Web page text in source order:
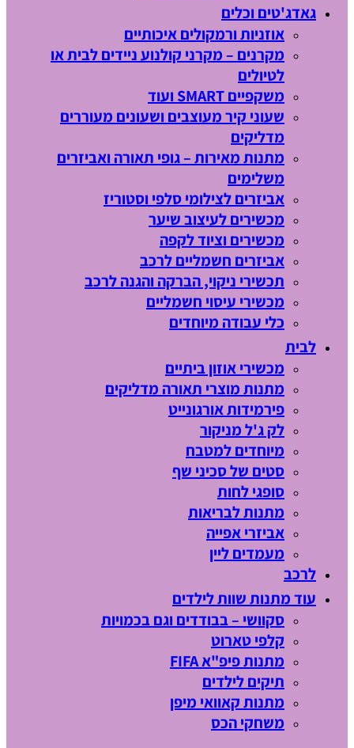
גאדג'טים וכלים
אוזניות ורמקולים איכותיים
מקרנים – מקרני קולנוע ניידים לבית או
לטיולים
משקפיים SMART ועוד
שעוני קיר מעוצבים ושעונים מעוררים
מדליקים
מתנות מאירות – גופי תאורה ואביזרים
משלימים
אביזרים לצילומי סלפי וסטוריז
מכשירים לעיצוב שיער
מכשירים וציוד לקפה
אביזרים חשמליים לרכב
תכשירי ניקוי, הברקה והגנה לרכב
מכשירי עיסוי חשמליים
כלי עבודה מיוחדים
לבית
מכשירי אוזון ביתיים
מתנות מוצרי תאורה מדליקים
פירמידות אורגונייט
לק ג'ל מניקור
מיוחדים למטבח
סטים של סכיני שף
סופגי לחות
מתנות לבריאות
אביזרי אפייה
מעמדים ליין
לרכב
עוד מתנות שוות לילדים
סקוושי – בבודדים וגם בכמויות
קלפי טארוט
מתנות פיפ"א FIFA
תיקים לילדים
מתנות קאוואי מיפן
משחקי הכס